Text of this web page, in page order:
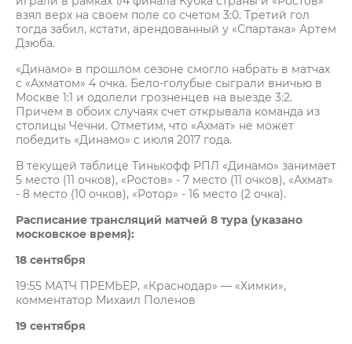
взял верх на своем поле со счетом 3:0. Третий гол
тогда забил, кстати, арендованный у «Спартака» Артем
Дзюба.
«Динамо» в прошлом сезоне смогло набрать в матчах
с «Ахматом» 4 очка. Бело-голубые сыграли вничью в
Москве 1:1 и одолели грозненцев на выезде 3:2.
Причем в обоих случаях счет открывала команда из
столицы Чечни. Отметим, что «Ахмат» не может
победить «Динамо» с июля 2017 года.
В текущей таблице Тинькофф РПЛ «Динамо» занимает
5 место (11 очков), «Ростов» - 7 место (11 очков), «Ахмат»
- 8 место (10 очков), «Ротор» - 16 место (2 очка).
Расписание трансляций матчей 8 тура (указано
московское время):
18 сентября
19:55 МАТЧ ПРЕМЬЕР, «Краснодар» — «Химки»,
комментатор Михаил Поленов
19 сентября